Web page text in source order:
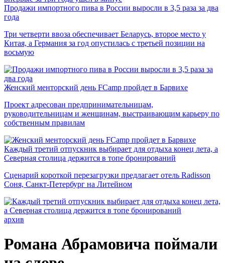
Продажи импортного пива в России выросли в 3,5 раза за два
года
Три четверти ввоза обеспечивает Беларусь, второе место у
Китая, а Германия за год опустилась с третьей позиции на
восьмую
Женский менторский день FCamp пройдет в Барвихе
Проект адресован предпринимательницам,
руководительницам и женщинам, выстраивающим карьеру по
собственным правилам
Каждый третий отпускник выбирает для отдыха конец лета, а
Северная столица держится в топе бронирований
Сценарий короткой перезагрузки предлагает отель Radisson
Соня, Санкт-Петербург на Литейном
архив
Романа Абрамовича поймали